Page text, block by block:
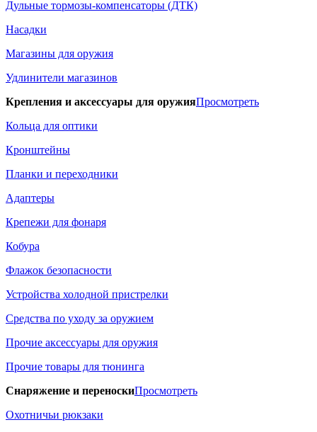
Дульные тормозы-компенсаторы (ДТК)
Насадки
Магазины для оружия
Удлинители магазинов
Крепления и аксессуары для оружияПросмотреть
Кольца для оптики
Кронштейны
Планки и переходники
Адаптеры
Крепежи для фонаря
Кобура
Флажок безопасности
Устройства холодной пристрелки
Средства по уходу за оружием
Прочие аксессуары для оружия
Прочие товары для тюнинга
Снаряжение и переноскиПросмотреть
Охотничьи рюкзаки